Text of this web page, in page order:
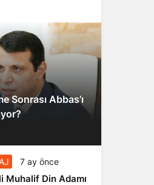
Sonrası Abbas’ı
7 ay önce
Muhalif Din Adamı